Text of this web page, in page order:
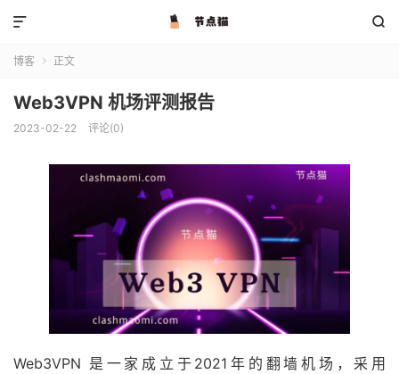


博客  正文
Web3VPN 机场评测报告
2023-02-22 评论(0)
Web3VPN 是一家成立于2021年的翻墙机场，采用